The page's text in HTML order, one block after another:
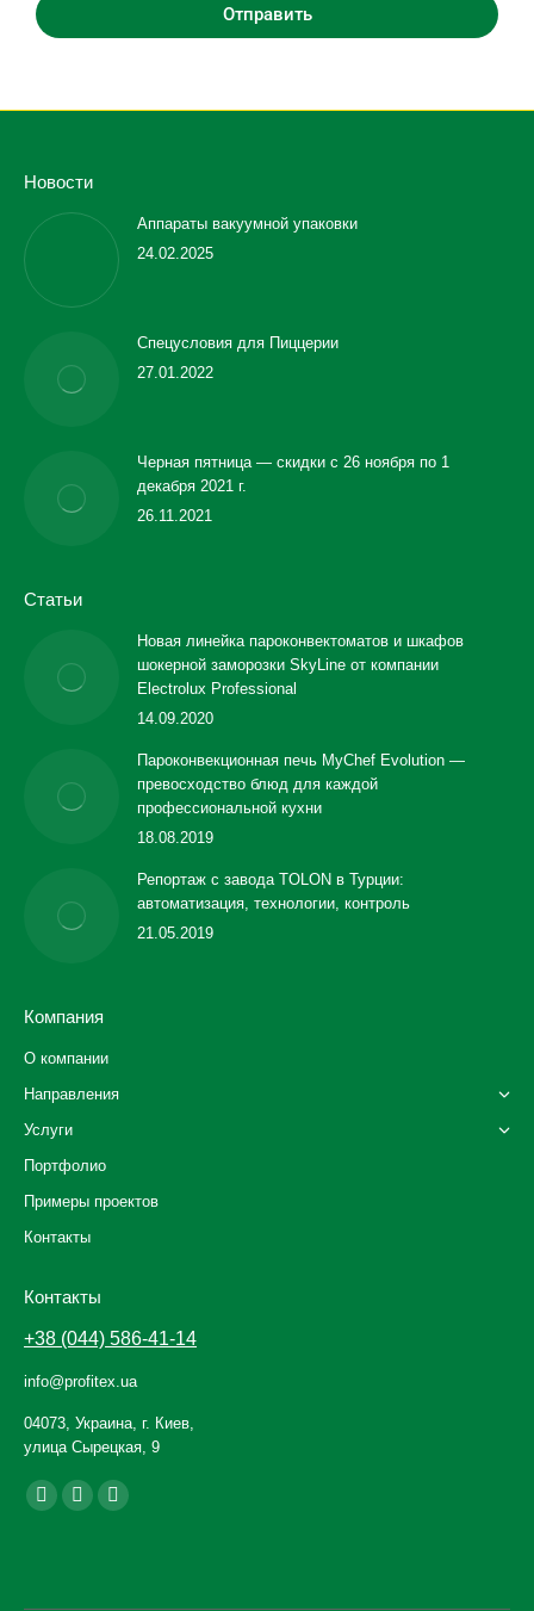
Отправить
Новости
Аппараты вакуумной упаковки
24.02.2025
Спецусловия для Пиццерии
27.01.2022
Черная пятница — скидки с 26 ноября по 1
декабря 2021 г.
26.11.2021
Статьи
Новая линейка пароконвектоматов и шкафов
шокерной заморозки SkyLine от компании
Electrolux Professional
14.09.2020
Пароконвекционная печь MyChef Evolution —
превосходство блюд для каждой
профессиональной кухни
18.08.2019
Репортаж с завода TOLON в Турции:
автоматизация, технологии, контроль
21.05.2019
Компания
О компании
Направления
Услуги
Портфолио
Примеры проектов
Контакты
Контакты
+38 (044) 586-41-14
info@profitex.ua
04073, Украина, г. Киев,
улица Сырецкая, 9
Ищите нас: